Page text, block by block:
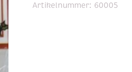
Artikelnummer: 60005